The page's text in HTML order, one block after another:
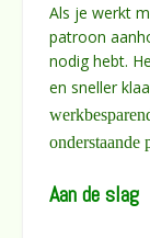
Als je werkt
patroon
nodig hebt.
en sneller
onderstaande
Aan de slag